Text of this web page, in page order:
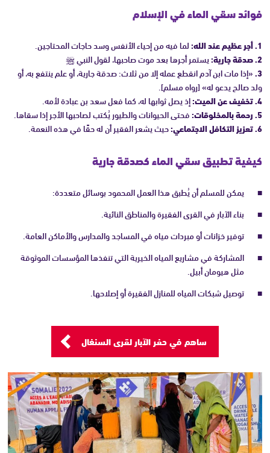
فوائد سقي الماء في الإسلام
1. أجر عظيم عند الله:
لما فيه من إحياء الأنفس وسد حاجات المحتاجين.
2. صدقة جارية:
يستمر أجرها بعد موت صاحبها، لقول النبي ﷺ
3. «إذا مات ابن آدم انقطع عمله إلا من ثلاث: صدقة جارية، أو علم ينتفع به، أو
ولد صالح يدعو له» [رواه مسلم].
4. تخفيف عن الميت:إذ يصل ثوابها له، كما فعل سعد بن عبادة لأمه.
5. رحمة بالمخلوقات:
فحتى الحيوانات والطيور يُكتب لصاحبها الأجر إذا سقاها.
6. تعزيز التكافل الاجتماعي:
حيث يشعر الفقير أن له حقًا في هذه النعمة.
كيفية تطبيق سقي الماء كصدقة جارية
يمكن للمسلم أن يُطبق هذا العمل المحمود بوسائل متعددة:
بناء الآبار في القرى الفقيرة والمناطق النائية.
توفير خزانات أو مبردات مياه في المساجد والمدارس والأماكن العامة.
المشاركة في مشاريع المياه الخيرية التي تنفذها المؤسسات الموثوقة
مثل هيومان أبيل.
توصيل شبكات المياه للمنازل الفقيرة أو إصلاحها.
ساهم في حفر الآبار لقرى السنغال